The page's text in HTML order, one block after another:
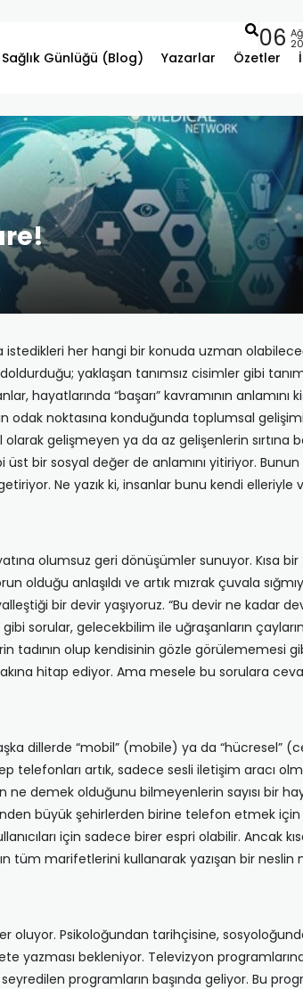
Sağlık Günlüğü (Blog) Yazarlar Özetler
06
her hangi bir konuda uzman
yaklaşan tanımsız cisimler gibi
hayatlarında “başarı” kavramının
noktasına konduğunda toplumsal
gelişmeyen ya da az gelişenlerin sırtına
üst bir sosyal değer de anlamını yitiriyor.
Ne yazık ki, insanlar bunu kendi elleriyle
olumsuz geri dönüşümler sunuyor. Kısa
olduğu anlaşıldı ve artık mızrak çuvala
bir devir yaşıyoruz. “Bu devir ne kadar
gibi sorular, gelecekbilim ile uğraşanların
tadının olup kendisinin gözle görülememesi
hitap ediyor. Ama mesele bu sorulara
dillerde “mobil” (mobile) ya da “hücresel”
telefonları artık, sadece sesli iletişim aracı
demek olduğunu bilmeyenlerin sayısı bir
büyük şehirlerden birine telefon etmek
için sadece birer espri olabilir. Ancak
tüm marifetlerini kullanarak yazışan bir neslin
oluyor. Psikoloğundan tarihçisine,
yazması bekleniyor. Televizyon
programların başında geliyor. Bu